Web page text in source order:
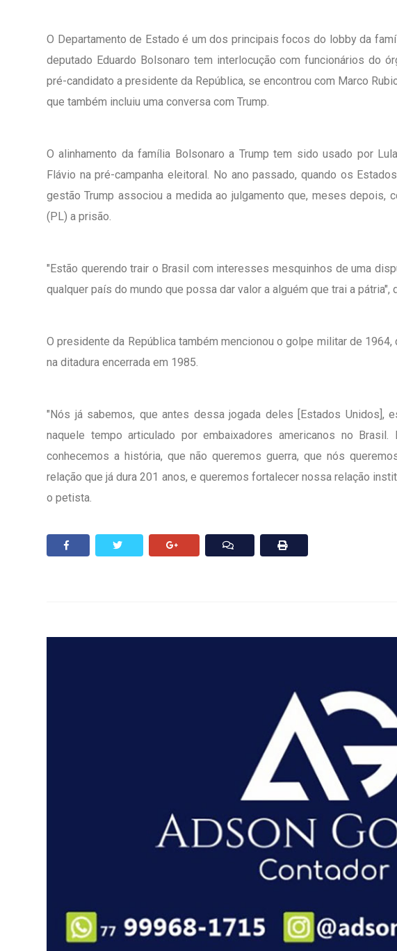
O Departamento de Estado é um dos principais focos do lobby da
deputado Eduardo Bolsonaro tem interlocução com funcionários do
pré-candidato a presidente da República, se encontrou com Marco
que também incluiu uma conversa com Trump.
O alinhamento da família Bolsonaro a Trump tem sido usado por
Flávio na pré-campanha eleitoral. No ano passado, quando os
gestão Trump associou a medida ao julgamento que, meses depois,
(PL) a prisão.
"Estão querendo trair o Brasil com interesses mesquinhos de uma
qualquer país do mundo que possa dar valor a alguém que trai a pátria",
O presidente da República também mencionou o golpe militar de
na ditadura encerrada em 1985.
"Nós já sabemos, que antes dessa jogada deles [Estados
naquele tempo articulado por embaixadores americanos no
conhecemos a história, que não queremos guerra, que nós
relação que já dura 201 anos, e queremos fortalecer nossa relação
o petista.